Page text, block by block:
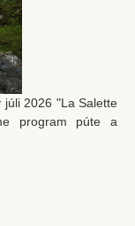
júli 2026 "La Salette
program púte a